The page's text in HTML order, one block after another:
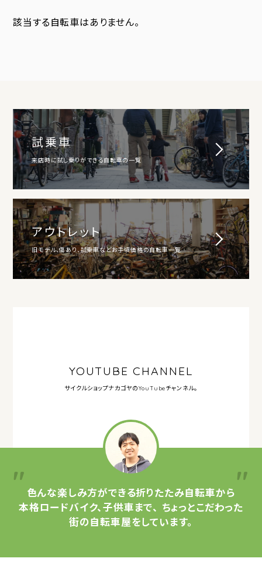
該当する自転車はありません。
試乗車
来店時に試し乗りができる自転車の一覧
アウトレット
旧モデル、傷あり、試乗車などお手頃価格の自転車一覧
YOUTUBE CHANNEL
サイクルショップナカゴヤのYouTubeチャンネル。
色んな楽しみ方ができる折りたたみ自転車から
本格ロードバイク、子供車まで、 ちょっとこだわった
街の自転車屋をしています。